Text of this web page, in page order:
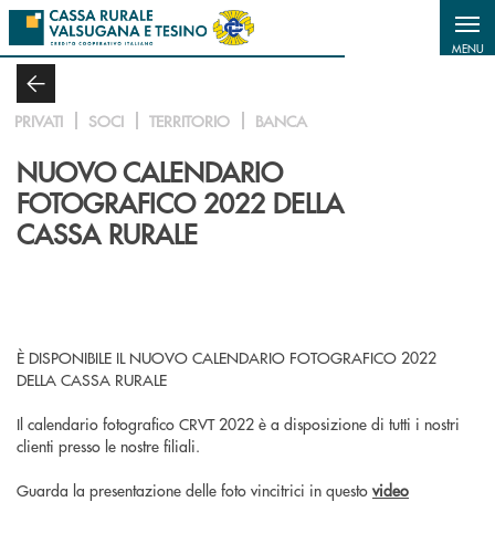
Salta al contenuto principale
MENU
PRIVATI SOCI TERRITORIO BANCA
NUOVO CALENDARIO
FOTOGRAFICO 2022 DELLA
CASSA RURALE
È DISPONIBILE IL NUOVO CALENDARIO FOTOGRAFICO 2022
DELLA CASSA RURALE
Il calendario fotografico CRVT 2022 è a disposizione di tutti i nostri
clienti presso le nostre filiali.
Guarda la presentazione delle foto vincitrici in questo video